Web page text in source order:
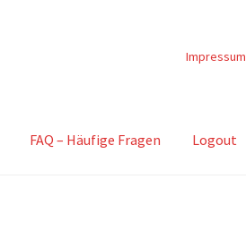
Impressum
FAQ – Häufige Fragen Logout